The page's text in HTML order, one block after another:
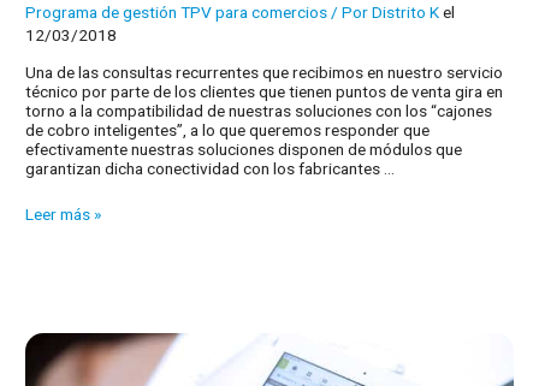
Programa de gestión TPV para comercios / PorDistrito Kel
12/03/2018
Una de las consultas recurrentes que recibimos en nuestro servicio
técnico por parte de los clientes que tienen puntos de venta gira en
torno a la compatibilidad de nuestras soluciones con los “cajones
de cobro inteligentes”, a lo que queremos responder que
efectivamente nuestras soluciones disponen de módulos que
garantizan dicha conectividad con los fabricantes …
Conexión
Leer más »